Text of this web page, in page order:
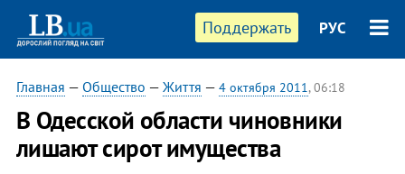
Поддержать РУС
Главная — Общество — Життя — 4 октября 2011, 06:18
В Одесской области чиновники
лишают сирот имущества